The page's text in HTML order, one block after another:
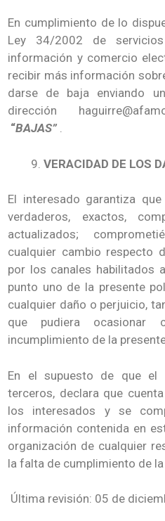
En cumplimiento de lo
Ley 34/2002 de
información y comercio
recibir más información
darse de baja enviando
dirección
“BAJAS” .
VERACIDAD DE LOS
El interesado garantiza
verdaderos, exactos,
actualizados;
cualquier cambio respecto
por los canales habilitados
punto uno de la presente
cualquier daño o perjuicio,
que pudiera ocasionar
incumplimiento de la
En el supuesto de que el
terceros, declara que
los interesados y se
información contenida en
organización de cualquier
la falta de cumplimiento de
Última revisión: 05 de